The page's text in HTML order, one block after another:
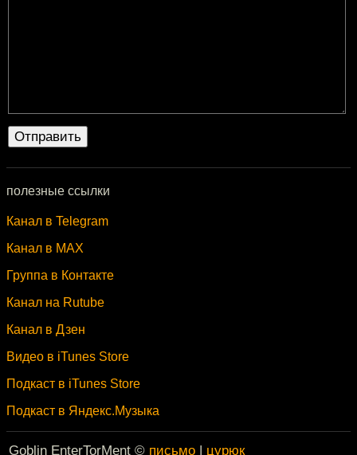
полезные ссылки
Канал в Telegram
Канал в MAX
Группа в Контакте
Канал на Rutube
Канал в Дзен
Видео в iTunes Store
Подкаст в iTunes Store
Подкаст в Яндекс.Музыка
Goblin EnterTorMent © письмо | цурюк